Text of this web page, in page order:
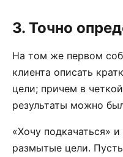
3. Точно
На том же первом
клиента описать
цели; причем в
результаты можно
«Хочу подкачаться»
размытые цели.